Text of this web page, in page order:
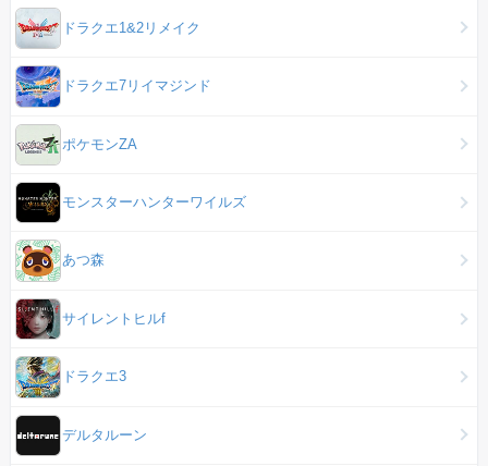
ドラクエ1&2リメイク
ドラクエ7リイマジンド
ポケモンZA
モンスターハンターワイルズ
あつ森
サイレントヒルf
ドラクエ3
デルタルーン